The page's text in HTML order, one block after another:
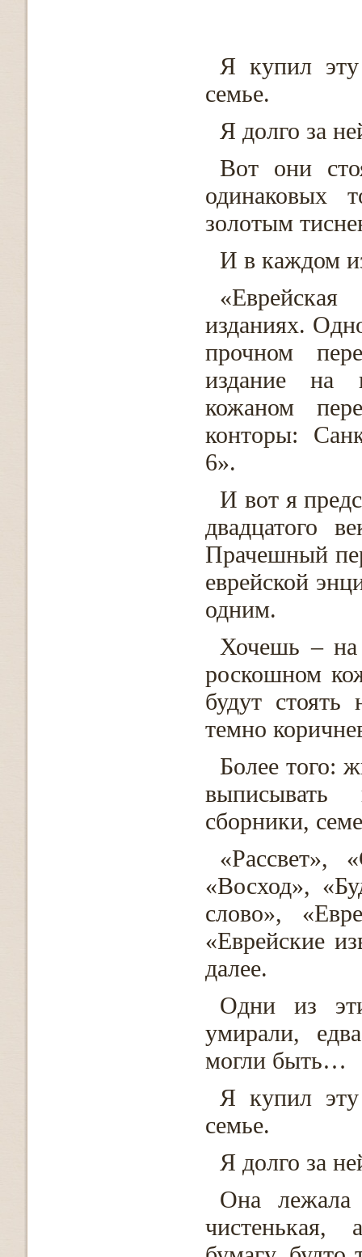
Я купил
семье.
Я долго за
Вот они
одинаковых
золотым
И в каждом
изданиях.
прочном
издание на
кожаном
конторы:
6».
И вот я
двадцатого
Прачешный
еврейской
одним.
Хочешь – на
роскошном
будут стоять
темно
Более того:
выписывать
сборники,
«Рассвет»,
«Восход»,
слово»,
«Еврейские
далее.
Одни из
умирали,
могли быть…
Я купил
семье.
Я долго за
Она лежала
чистенькая,